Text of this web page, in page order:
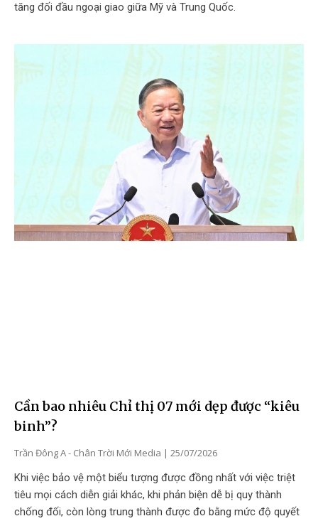
tăng đối đầu ngoại giao giữa Mỹ và Trung Quốc.
Cần bao nhiêu Chỉ thị 07 mới dẹp được “kiêu
binh”?
Trần Đông A - Chân Trời Mới Media
25/07/2026
Khi việc bảo vệ một biểu tượng được đồng nhất với việc triệt
tiêu mọi cách diễn giải khác, khi phản biện dễ bị quy thành
chống đối, còn lòng trung thành được đo bằng mức độ quyết